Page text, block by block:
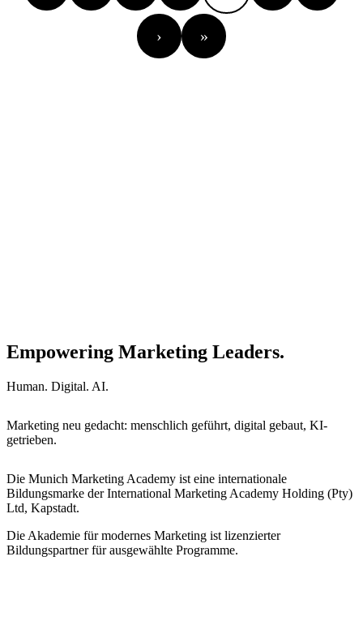
› »
Empowering Marketing Leaders.
Human. Digital. AI.
Marketing neu gedacht: menschlich geführt, digital gebaut, KI-
getrieben.
Die Munich Marketing Academy ist eine internationale
Bildungsmarke der International Marketing Academy Holding (Pty)
Ltd, Kapstadt.
Die Akademie für modernes Marketing ist lizenzierter
Bildungspartner für ausgewählte Programme.